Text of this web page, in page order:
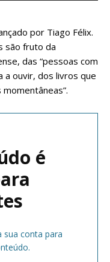
por Tiago Félix.
são fruto da
das “pessoas com
a ouvir, dos livros que
é
sua conta para